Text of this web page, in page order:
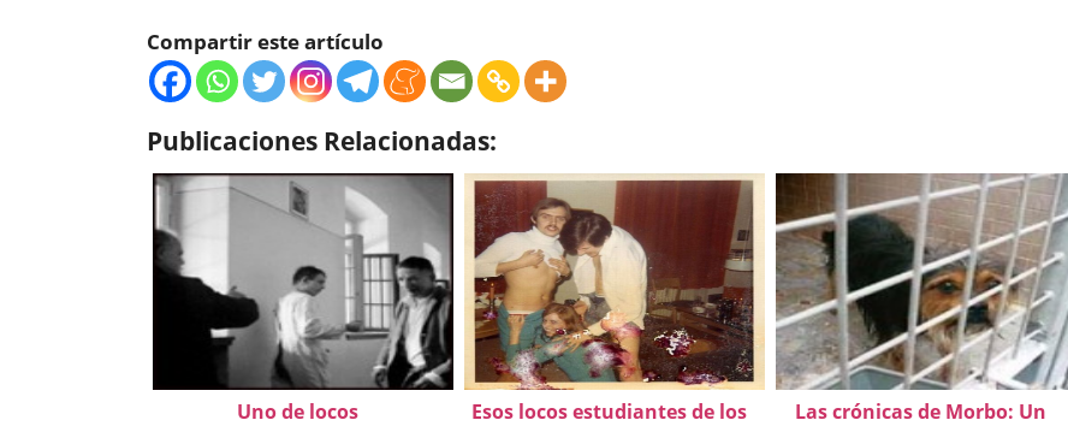
Compartir este artículo
Publicaciones Relacionadas:
Uno de locos
Esos locos estudiantes de los
Las crónicas de Morbo: Un